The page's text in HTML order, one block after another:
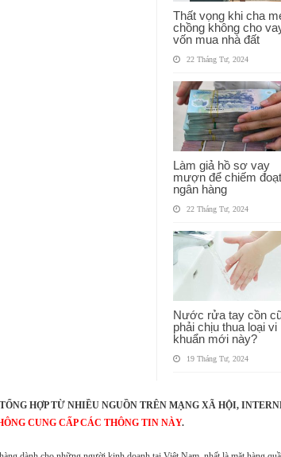
Thất vọng khi cha
chồng không cho
vốn mua nhà đất
22 Tháng Tư, 2024
Làm giả hồ sơ vay
mượn để chiếm
ngân hàng
22 Tháng Tư, 2024
Nước rửa tay cồn
phải chịu thua loại vi
khuẩn mới này?
19 Tháng Tư, 2024
HỢP TỪ NHIỀU NGUỒN TRÊN MẠNG XÃ HỘI,
CUNG CẤP CÁC THÔNG TIN NÀY.